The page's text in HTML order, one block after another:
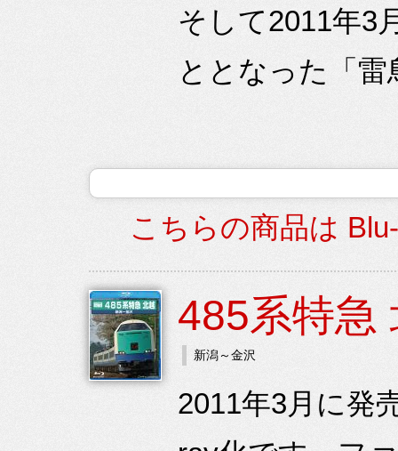
そして2011年3
ととなった「
こちらの商品は
485系特急
新潟～金沢
2011年3月に発